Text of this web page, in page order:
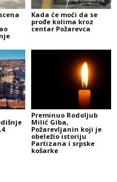
Kada će moći da se
prođe kolima kroz
centar Požarevca
Preminuo Rodoljub
Milić Giba,
Požarevljanin koji je
obeležio istoriju
Partizana i srpske
košarke